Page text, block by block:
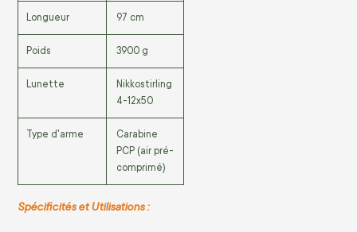
Longueur 97 cm
Poids 3900 g
Lunette
Nikkostirling
4-12x50
Type d'arme
Carabine
PCP (air pré-
comprimé)
Spécificités et Utilisations :